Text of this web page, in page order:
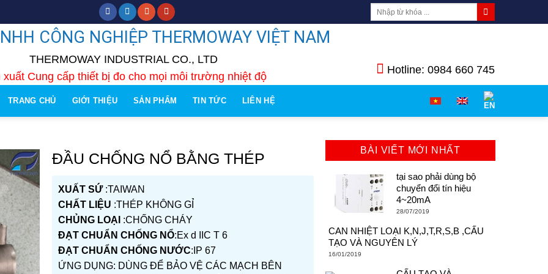
CÔNG NGHIỆP THERMOWAY VIỆT NAM
THERMOWAY INDUSTRIAL CO., LTD
xuất Cung cấp thiết bị đo cho mọi môi trường nhiệt độ
Hotline: 0984 660 745
TRANG CHỦ GIỚI THIỆU SẢN PHẨM TIN TỨC LIÊN HỆ
ĐẦU CHỐNG NỔ BẰNG THÉP
XUẤT SỨ:TAIWAN
CHẤT LIỆU :THÉP KHÔNG GỈ
CHỦNG LOẠI :CHỐNG CHÁY
ĐẠT CHUẨN CHỐNG NỔ:Ex d IIC T 6
ĐẠT CHUẨN CHỐNG NƯỚC:IP 67
ỨNG DỤNG: DÙNG ĐỂ BẢO VỆ CÁC MẠCH BÊN
BÀI VIẾT MỚI NHẤT
tại sao phải dùng bộ
chuyển đổi tín hiệu
4~20mA
28/07/2019
CAN NHIỆT LOẠI K,N,J,T,R,S,B ,CẤU
TẠO VÀ NGUYÊN LÝ
16/01/2019